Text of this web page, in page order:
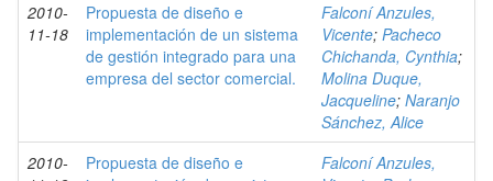
2010-
11-18
Propuesta de diseño e
implementación de un sistema
de gestión integrado para una
empresa del sector comercial.
Falconí Anzules,
Vicente; Pacheco
Chichanda, Cynthia;
Molina Duque,
Jacqueline; Naranjo
Sánchez, Alice
2010-
Propuesta de diseño e
Falconí Anzules,